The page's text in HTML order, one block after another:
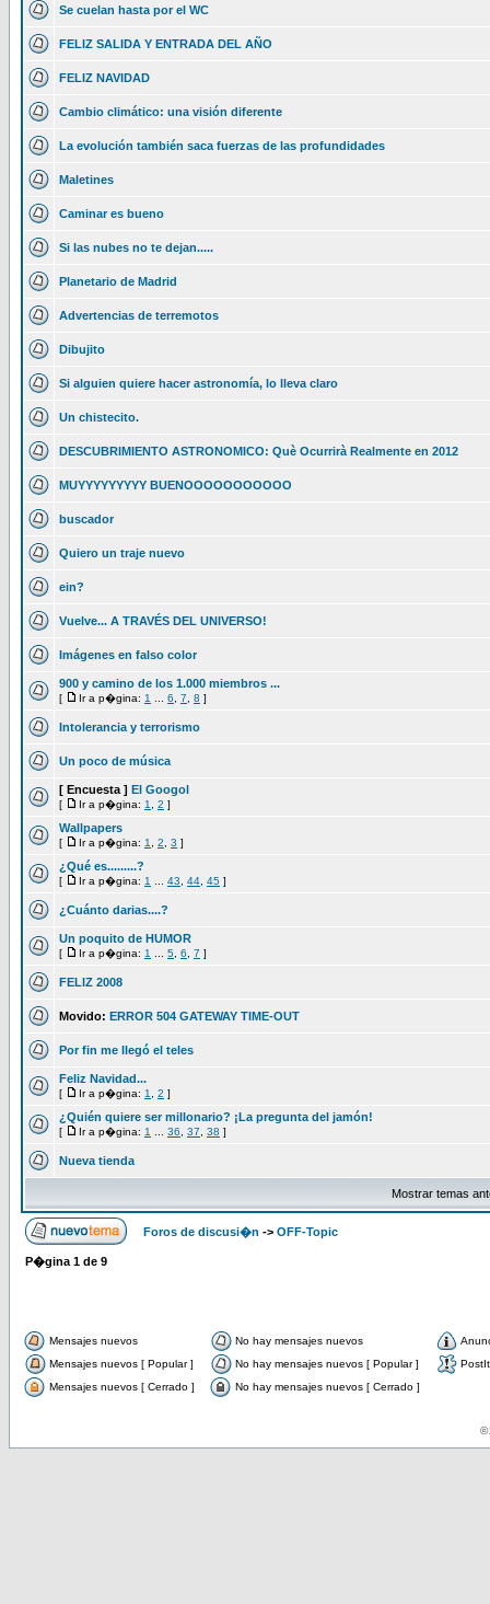
Se cuelan hasta por el WC
FELIZ SALIDA Y ENTRADA DEL AÑO
FELIZ NAVIDAD
Cambio climático: una visión diferente
La evolución también saca fuerzas de las profundidades
Maletines
Caminar es bueno
Si las nubes no te dejan.....
Planetario de Madrid
Advertencias de terremotos
Dibujito
Si alguien quiere hacer astronomía, lo lleva claro
Un chistecito.
DESCUBRIMIENTO ASTRONOMICO: Què Ocurrirà Realmente en 2012
MUYYYYYYYYY BUENOOOOOOOOOOO
buscador
Quiero un traje nuevo
ein?
Vuelve... A TRAVÉS DEL UNIVERSO!
Imágenes en falso color
900 y camino de los 1.000 miembros ...
[ Ir a p�gina: 1 6 7 8 ]
Intolerancia y terrorismo
Un poco de música
[ Encuesta ] El Googol
[ Ir a p�gina: 1 2 ]
Wallpapers
[ Ir a p�gina: 1 2 3 ]
¿Qué es.........?
[ Ir a p�gina: 1 43 44 45 ]
¿Cuánto darias....?
Un poquito de HUMOR
[ Ir a p�gina: 1 5 6 7 ]
FELIZ 2008
Movido: ERROR 504 GATEWAY TIME-OUT
Por fin me llegó el teles
Feliz Navidad...
[ Ir a p�gina: 1 2 ]
¿Quién quiere ser millonario? ¡La pregunta del jamón!
[ Ir a p�gina: 1 36 37 38 ]
Nueva tienda
Mostrar temas
Foros de discusi�n -> OFF-Topic
P�gina 1 de 9
Mensajes nuevos No hay mensajes nuevos
Mensajes nuevos [ Popular ]
No hay mensajes nuevos [ Popular ]
PostIt
Mensajes nuevos [ Cerrado ]
No hay mensajes nuevos [ Cerrado ]
©